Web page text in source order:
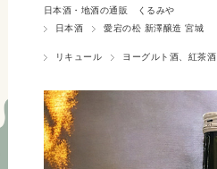
日本酒・地酒の通販 くるみや
日本酒
愛宕の松 新澤醸造 宮城
リキュール ヨーグルト酒、紅茶酒